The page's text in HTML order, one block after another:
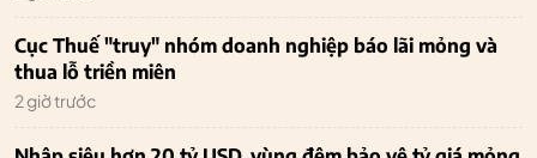
Cục Thuế "truy" nhóm doanh nghiệp báo lãi mỏng và
thua lỗ triền miên
2 giờ trước